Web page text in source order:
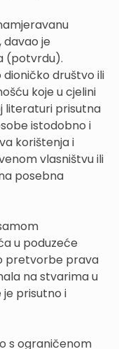
je
(potvrdu).
društvo ili
koje u cjelini
literaturi prisutna
istodobno i
korištenja i
vlasništvu ili
posebna
u poduzeće
pretvorbe prava
na stvarima u
je prisutno i
s ograničenom